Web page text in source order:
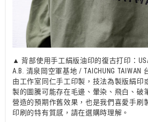
▲ 背部使用手工絹版油印的復古打印：
A.B. 清泉岡空軍基地 / TAICHUNG TAIWAN
由工作室同仁手工印製，技法為製版絹印
製的圖騰可能存在毛邊、暈染、飛白、破
營造的預期作舊效果，也是我們喜愛手刷
印刷的特有質感，請在選購時理解。